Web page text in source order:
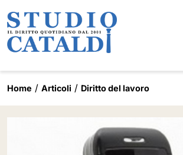
Home Articoli Diritto del lavoro